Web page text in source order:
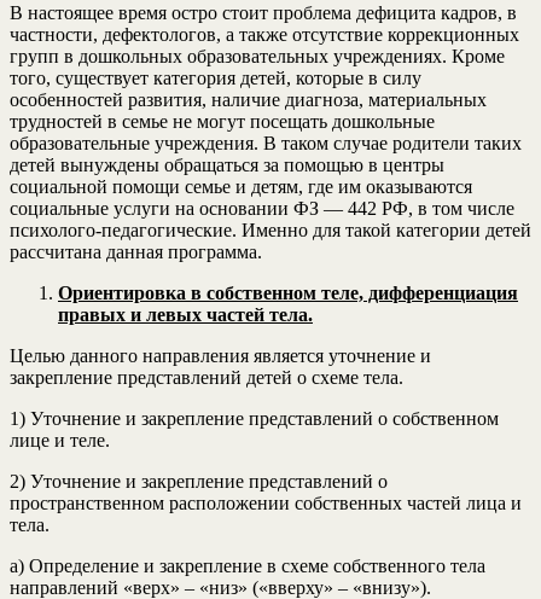
В настоящее время остро стоит проблема дефицита кадров, в
частности, дефектологов, а также отсутствие коррекционных
групп в дошкольных образовательных учреждениях. Кроме
того, существует категория детей, которые в силу
особенностей развития, наличие диагноза, материальных
трудностей в семье не могут посещать дошкольные
образовательные учреждения. В таком случае родители таких
детей вынуждены обращаться за помощью в центры
социальной помощи семье и детям, где им оказываются
социальные услуги на основании ФЗ — 442 РФ, в том числе
психолого-педагогические. Именно для такой категории детей
рассчитана данная программа.
Ориентировка в собственном теле, дифференциация
правых и левых частей тела.
Целью данного направления является уточнение и
закрепление представлений детей о схеме тела.
1) Уточнение и закрепление представлений о собственном
лице и теле.
2) Уточнение и закрепление представлений о
пространственном расположении собственных частей лица и
тела.
а) Определение и закрепление в схеме собственного тела
направлений «верх» – «низ» («вверху» – «внизу»).